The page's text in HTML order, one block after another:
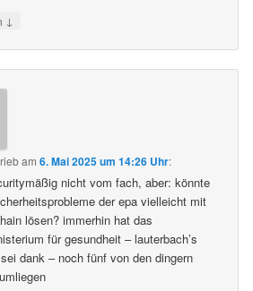
↓
am6. Mai 2025 um 14:26 Uhr:
nicht vom fach, aber: könnte
der epa vielleicht mit
lösen? immerhin hat das
für gesundheit – lauterbach’s
dank – noch fünf von den dingern